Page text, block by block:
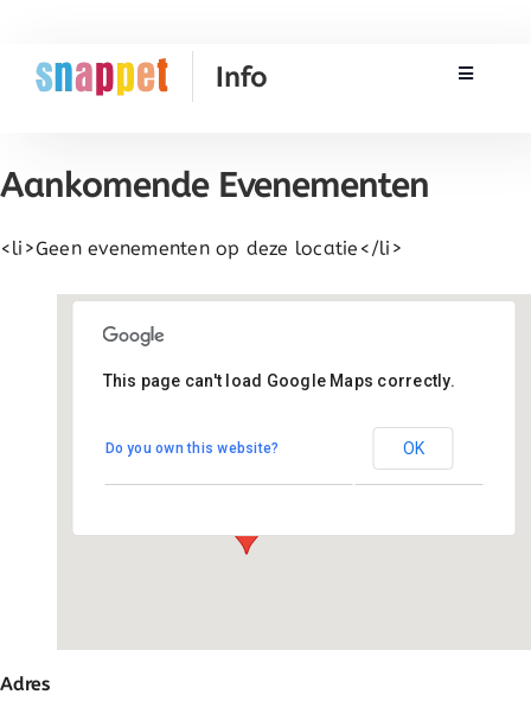
Toggle
Werken met Snappet
Aankomende Evenementen
<li>Geen evenementen op deze locatie</li>
Johannes school
Ramsesdreef 190 - Utrecht
This page can't load Google Maps correctly.
Do you own this website? OK
Adres